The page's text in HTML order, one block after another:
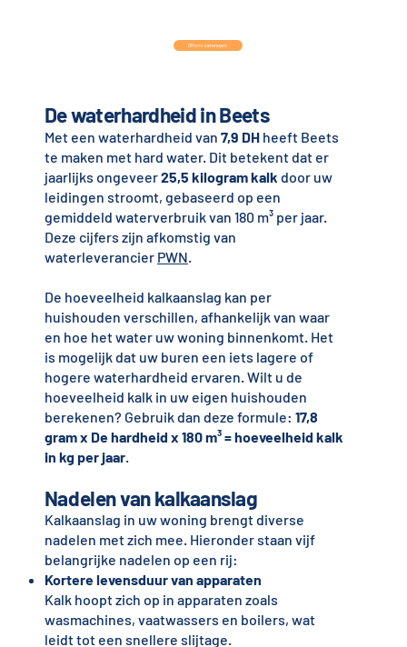
De waterhardheid in Beets
Met een waterhardheid van 7,9 DHheeft Beets
te maken met hard water. Dit betekent dat er
jaarlijks ongeveer25,5 kilogram kalk door uw
leidingen stroomt, gebaseerd op een
gemiddeld waterverbruik van 180 m³ per jaar.
Deze cijfers zijn afkomstig van
waterleverancier PWN.
De hoeveelheid kalkaanslag kan per
huishouden verschillen, afhankelijk van waar
en hoe het water uw woning binnenkomt. Het
is mogelijk dat uw buren een iets lagere of
hogere waterhardheid ervaren. Wilt u de
hoeveelheid kalk in uw eigen huishouden
berekenen? Gebruik dan deze formule: 17,8
gram x De hardheid x 180 m³ = hoeveelheid kalk
in kg per jaar.
Nadelen van kalkaanslag
Kalkaanslag in uw woning brengt diverse
nadelen met zich mee. Hieronder staan vijf
belangrijke nadelen op een rij:
Kortere levensduur van apparaten
Kalk hoopt zich op in apparaten zoals
wasmachines, vaatwassers en boilers, wat
leidt tot een snellere slijtage.
Offerte aanvragen